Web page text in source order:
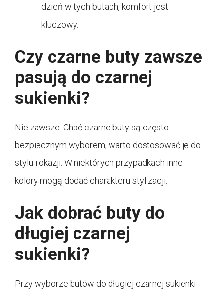
dzień w tych butach, komfort jest
kluczowy.
Czy czarne buty zawsze
pasują do czarnej
sukienki?
Nie zawsze. Choć czarne buty są często
bezpiecznym wyborem, warto dostosować je do
stylu i okazji. W niektórych przypadkach inne
kolory mogą dodać charakteru stylizacji.
Jak dobrać buty do
długiej czarnej
sukienki?
Przy wyborze butów do długiej czarnej sukienki